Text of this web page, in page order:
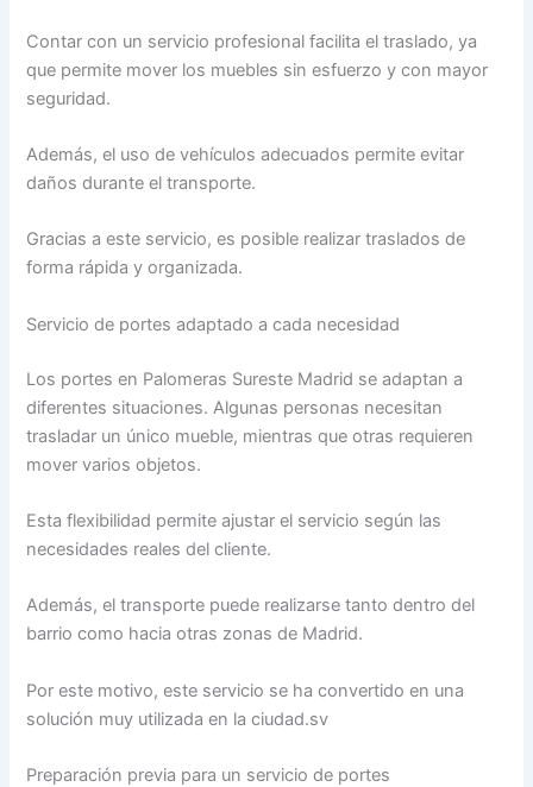
Contar con un servicio profesional facilita el traslado, ya
que permite mover los muebles sin esfuerzo y con mayor
seguridad.
Además, el uso de vehículos adecuados permite evitar
daños durante el transporte.
Gracias a este servicio, es posible realizar traslados de
forma rápida y organizada.
Servicio de portes adaptado a cada necesidad
Los portes en Palomeras Sureste Madrid se adaptan a
diferentes situaciones. Algunas personas necesitan
trasladar un único mueble, mientras que otras requieren
mover varios objetos.
Esta flexibilidad permite ajustar el servicio según las
necesidades reales del cliente.
Además, el transporte puede realizarse tanto dentro del
barrio como hacia otras zonas de Madrid.
Por este motivo, este servicio se ha convertido en una
solución muy utilizada en la ciudad.sv
Preparación previa para un servicio de portes